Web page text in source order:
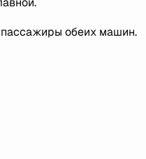
пассажиры обеих машин.